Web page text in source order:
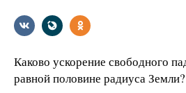
Каково ускорение свободного
равной половине радиуса Земли?